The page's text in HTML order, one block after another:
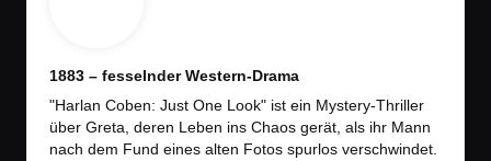
1883 – fesselnder Western-Drama
"Harlan Coben: Just One Look" ist ein Mystery-Thriller
über Greta, deren Leben ins Chaos gerät, als ihr Mann
nach dem Fund eines alten Fotos spurlos verschwindet.